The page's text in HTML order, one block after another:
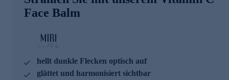
Face Balm
hellt dunkle Flecken optisch auf
glättet und harmonisiert sichtbar